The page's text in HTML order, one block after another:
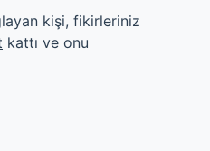
kişi, fikirleriniz
kattı ve onu